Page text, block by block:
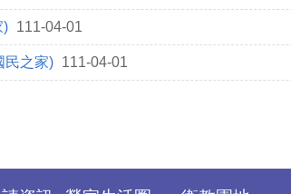
) 111-04-01
民之家) 111-04-01